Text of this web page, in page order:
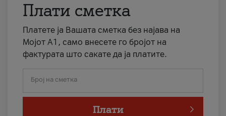
Плати сметка
Платете ја Вашата сметка без најава на
Мојот А1, само внесете го бројот на
фактурата што сакате да ја платите.
Број на сметка
Плати